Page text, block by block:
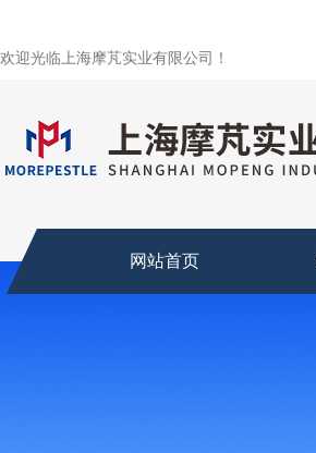
欢迎光临上海摩芃实业有限公司！
网站首页